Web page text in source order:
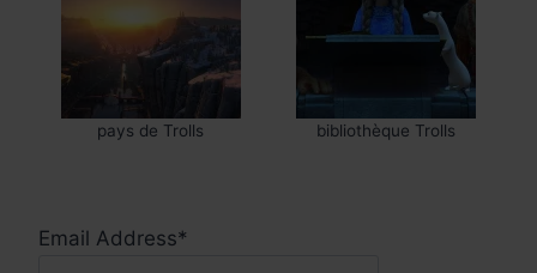
pays de Trolls bibliothèque Trolls
Email Address*